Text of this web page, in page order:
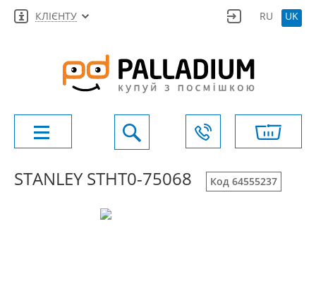
КЛІЄНТУ RU UK
STANLEY STHT0-75068 Код 64555237